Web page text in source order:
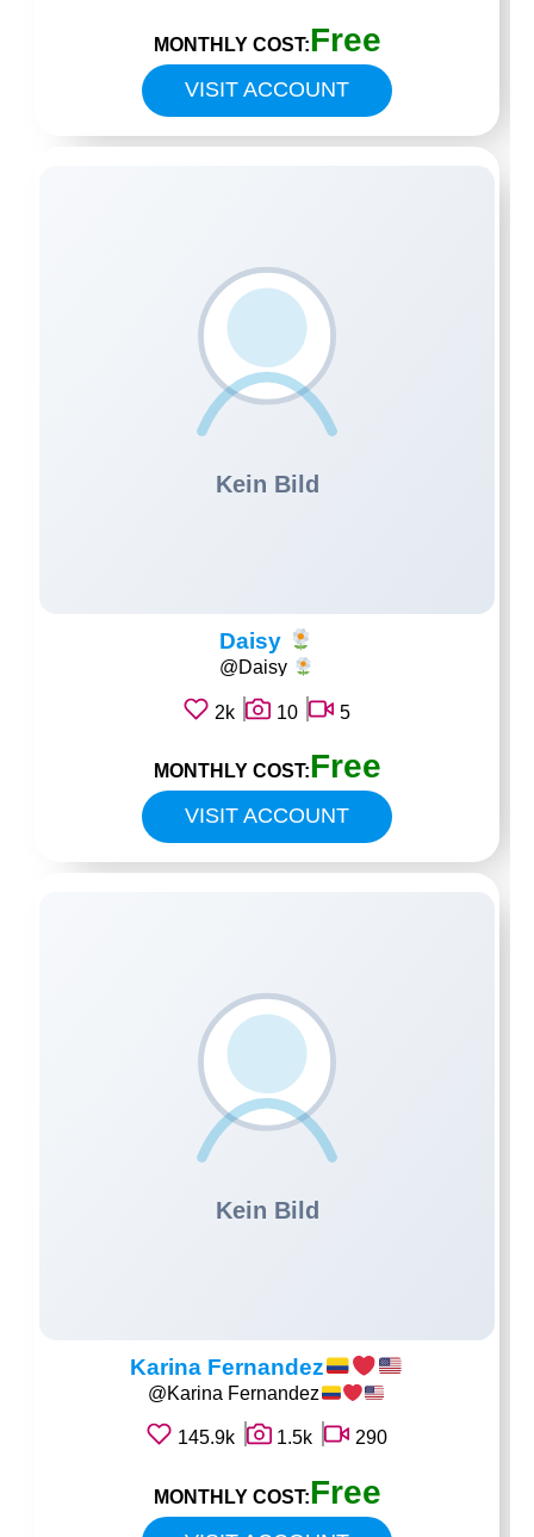
VISIT ACCOUNT
MONTHLY COST:Free
Daisy
@Daisy
2k 10 5
VISIT ACCOUNT
MONTHLY COST:Free
Karina Fernandez
@Karina Fernandez
145.9k 1.5k 290
MONTHLY COST:Free